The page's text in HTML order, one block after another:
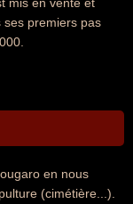
premiers pas
en nous
(cimétière...).